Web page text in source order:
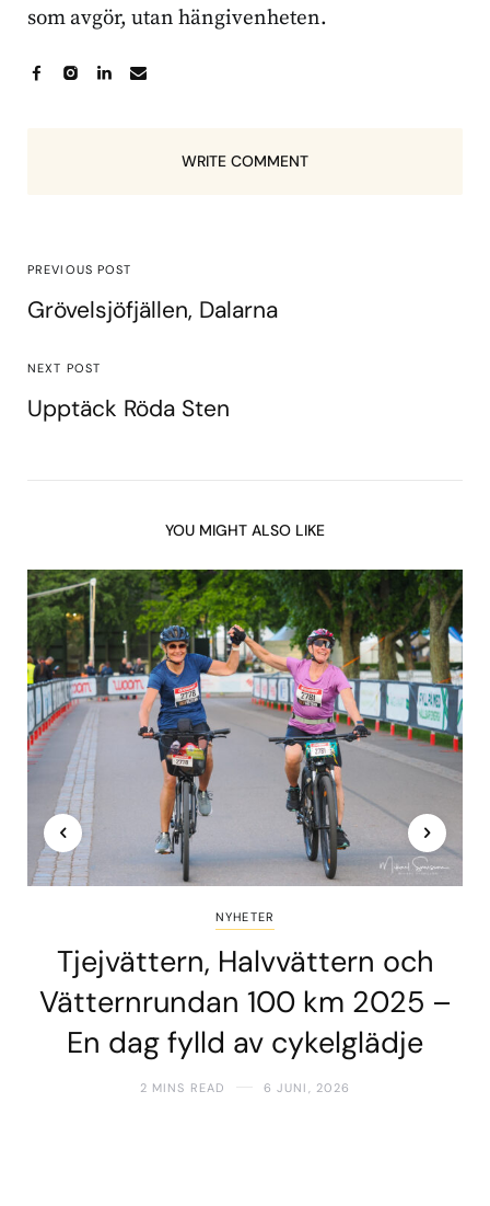
som avgör, utan hängivenheten.
WRITE COMMENT
PREVIOUS POST
Grövelsjöfjällen, Dalarna
NEXT POST
Upptäck Röda Sten
YOU MIGHT ALSO LIKE
NYHETER
Tjejvättern, Halvvättern och
Vätternrundan 100 km 2025 –
En dag fylld av cykelglädje
2 MINS READ 6 JUNI, 2026